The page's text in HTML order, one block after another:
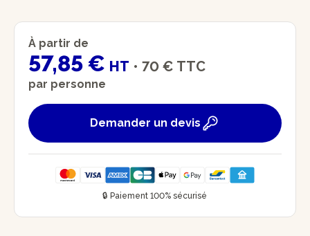
À partir de
57,85 € HT • 70 € TTC
par personne
Demander un devis
🔒 Paiement 100% sécurisé